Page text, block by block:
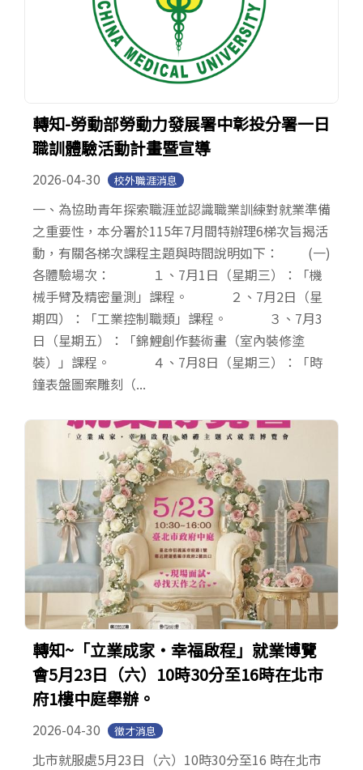
轉知-勞動部勞動力發展署中彰投分署一日
職訓體驗活動計畫暨宣導
2026-04-30 校外職涯消息
一、為協助青年探索職涯並認識職業訓練對就業準備
之重要性，本分署於115年7月間特辦理6梯次旨揭活
動，有關各梯次課程主題與時間說明如下： (一)
各體驗場次： １、7月1日（星期三）：「機
械手臂及精密量測」課程。 ２、7月2日（星
期四）：「工業控制職類」課程。 ３、7月3
日（星期五）：「錦鯉創作藝術畫（室內裝修塗
裝）」課程。 ４、7月8日（星期三）：「時
鐘表盤圖案雕刻（...
轉知~「立業成家・幸福啟程」就業博覽
會5月23日（六）10時30分至16時在北市
府1樓中庭舉辦。
2026-04-30 徵才消息
北市就服處5月23日（六）10時30分至16 時在北市